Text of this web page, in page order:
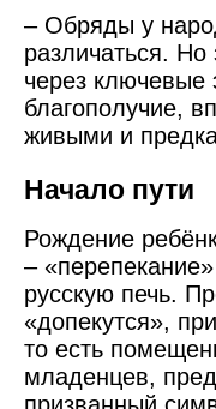
– Обряды у
различаться. Но
через ключевые
благополучие,
живыми и
Начало пути
Рождение
–
русскую печь.
«допекутся»,
то есть
младенцев,